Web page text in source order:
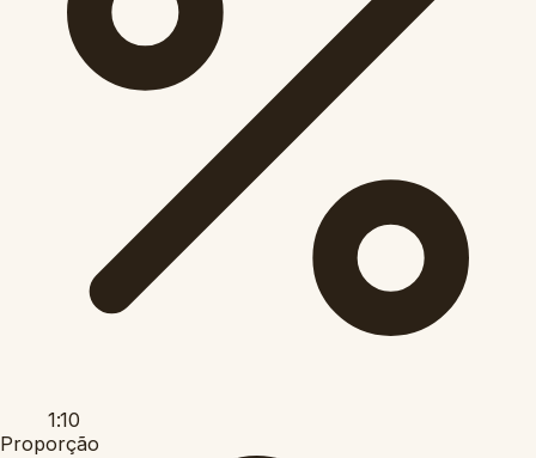
1:10
Proporção